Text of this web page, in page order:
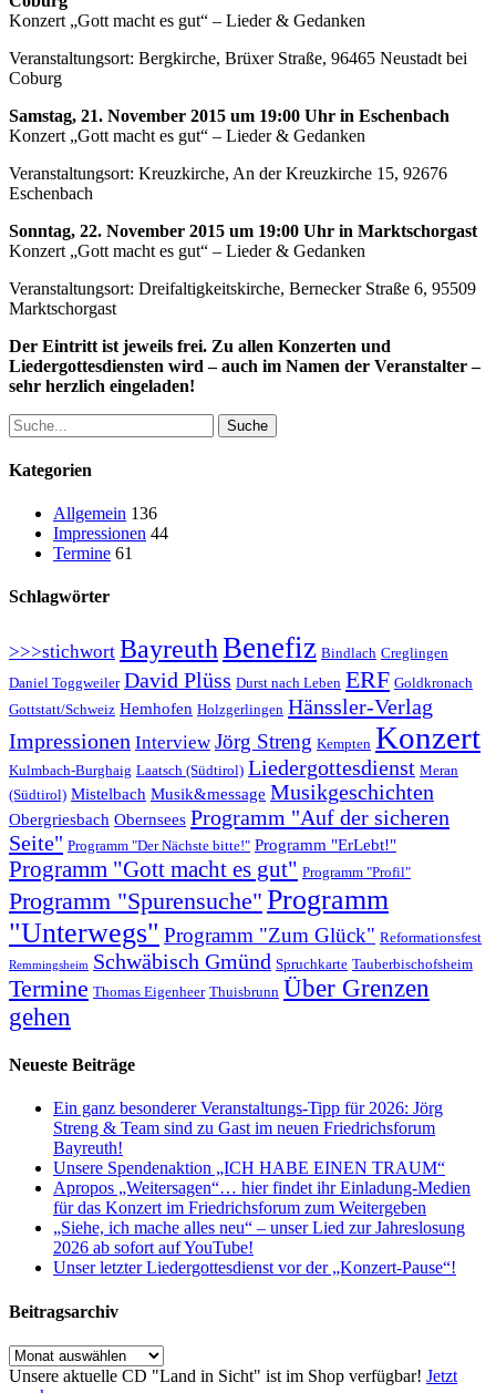
Konzert „Gott macht es gut“ – Lieder & Gedanken
Veranstaltungsort: Bergkirche, Brüxer Straße, 96465 Neustadt bei
Coburg
Samstag, 21. November 2015 um 19:00 Uhr in Eschenbach
Konzert „Gott macht es gut“ – Lieder & Gedanken
Veranstaltungsort: Kreuzkirche, An der Kreuzkirche 15, 92676
Eschenbach
Sonntag, 22. November 2015 um 19:00 Uhr in Marktschorgast
Konzert „Gott macht es gut“ – Lieder & Gedanken
Veranstaltungsort: Dreifaltigkeitskirche, Bernecker Straße 6, 95509
Marktschorgast
Der Eintritt ist jeweils frei. Zu allen Konzerten und
Liedergottesdiensten wird – auch im Namen der Veranstalter –
sehr herzlich eingeladen!
Suche
Kategorien
Allgemein 136
Impressionen 44
Termine 61
Schlagwörter
>>>stichwort BayreuthBenefiz Bindlach Creglingen
Daniel Toggweiler David Plüss Durst nach Leben ERF Goldkronach
Gottstatt/Schweiz Hemhofen Holzgerlingen Hänssler-Verlag
Impressionen Interview Jörg Streng Kempten Konzert
Kulmbach-Burghaig Laatsch (Südtirol) Liedergottesdienst Meran
(Südtirol) Mistelbach Musik&message Musikgeschichten
Obergriesbach Obernsees Programm "Auf der sicheren
Seite" Programm "Der Nächste bitte!" Programm "ErLebt!"
Programm "Gott macht es gut" Programm "Profil"
Programm "Spurensuche" Programm
"Unterwegs" Programm "Zum Glück" Reformationsfest
Remmingsheim Schwäbisch Gmünd Spruchkarte Tauberbischofsheim
Termine Thomas Eigenheer Thuisbrunn Über Grenzen
gehen
Neueste Beiträge
Ein ganz besonderer Veranstaltungs-Tipp für 2026: Jörg
Streng & Team sind zu Gast im neuen Friedrichsforum
Bayreuth!
Unsere Spendenaktion „ICH HABE EINEN TRAUM“
Apropos „Weitersagen“… hier findet ihr Einladung-Medien
für das Konzert im Friedrichsforum zum Weitergeben
„Siehe, ich mache alles neu“ – unser Lied zur Jahreslosung
2026 ab sofort auf YouTube!
Unser letzter Liedergottesdienst vor der „Konzert-Pause“!
Beitragsarchiv
Beitragsarchiv
Unsere aktuelle CD "Land in Sicht" ist im Shop verfügbar! Jetzt